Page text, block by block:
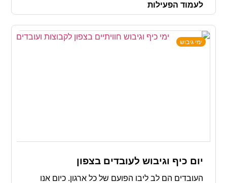
לעמוד הפעילות
ימי גיבוש
יום כיף וגיבוש לעובדים בצפון
העובדים הם לב ליבו הפועם של כל ארגון. כיום אנו